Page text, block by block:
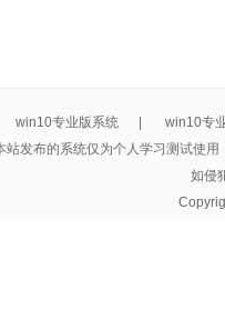
win10专业版系统 |
win10专
站发布的系统仅为个人学习测试使
如侵